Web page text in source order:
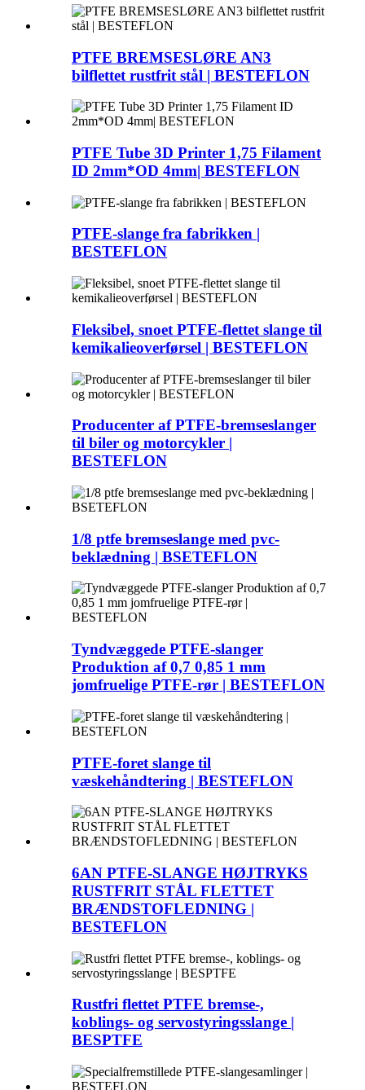
PTFE BREMSESLØRE AN3
bilflettet rustfrit stål | BESTEFLON
PTFE Tube 3D Printer 1,75 Filament
ID 2mm*OD 4mm| BESTEFLON
PTFE-slange fra fabrikken |
BESTEFLON
Fleksibel, snoet PTFE-flettet slange til
kemikalieoverførsel | BESTEFLON
Producenter af PTFE-bremseslanger
til biler og motorcykler |
BESTEFLON
1/8 ptfe bremseslange med pvc-
beklædning | BSETEFLON
Tyndvæggede PTFE-slanger
Produktion af 0,7 0,85 1 mm
jomfruelige PTFE-rør | BESTEFLON
PTFE-foret slange til
væskehåndtering | BESTEFLON
6AN PTFE-SLANGE HØJTRYKS
RUSTFRIT STÅL FLETTET
BRÆNDSTOFLEDNING |
BESTEFLON
Rustfri flettet PTFE bremse-,
koblings- og servostyringsslange |
BESPTFE